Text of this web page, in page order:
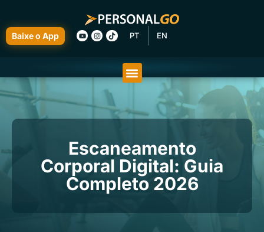
Baixe o App PT EN
Escaneamento
Corporal Digital: Guia
Completo 2026